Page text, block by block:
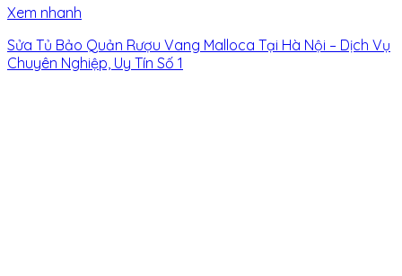
Xem nhanh
Sửa Tủ Bảo Quản Rượu Vang Malloca Tại Hà Nội – Dịch Vụ
Chuyên Nghiệp, Uy Tín Số 1